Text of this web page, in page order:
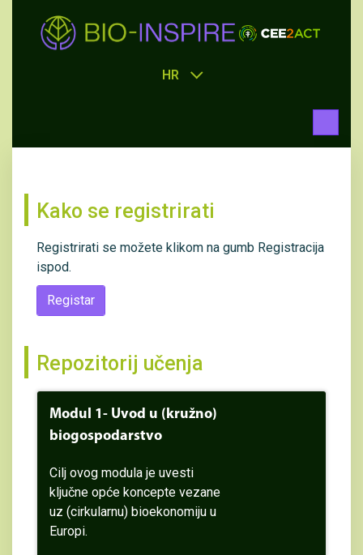
HR
Kako se registrirati
Registrirati se možete klikom na gumb Registracija
ispod.
Registar
Repozitorij učenja
Modul 1- Uvod u (kružno)
biogospodarstvo
Cilj ovog modula je uvesti
ključne opće koncepte vezane
uz (cirkularnu) bioekonomiju u
Europi.